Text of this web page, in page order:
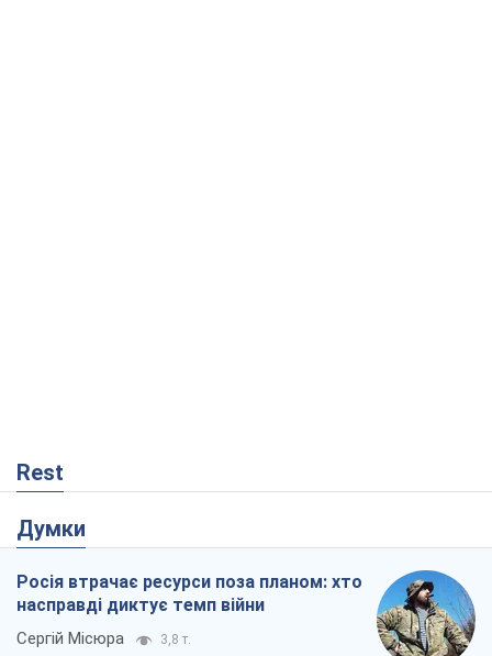
Rest
Думки
Росія втрачає ресурси поза планом: хто
насправді диктує темп війни
Сергій Місюра 3,8 т.